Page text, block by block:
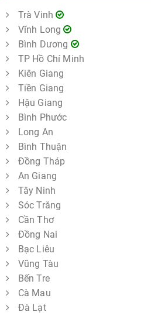
Trà Vinh
Vĩnh Long
Bình Dương
TP Hồ Chí Minh
Kiên Giang
Tiền Giang
Hậu Giang
Bình Phước
Long An
Bình Thuận
Đồng Tháp
An Giang
Tây Ninh
Sóc Trăng
Cần Thơ
Đồng Nai
Bạc Liêu
Vũng Tàu
Bến Tre
Cà Mau
Đà Lạt